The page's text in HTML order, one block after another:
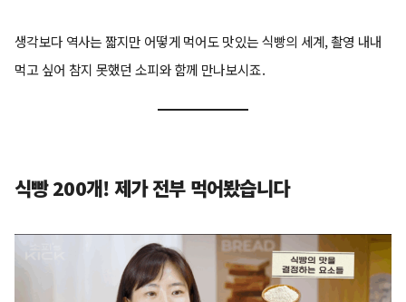
생각보다 역사는 짧지만 어떻게 먹어도 맛있는 식빵의 세계, 촬영 내내
먹고 싶어 참지 못했던 소피와 함께 만나보시죠.
식빵 200개! 제가 전부 먹어봤습니다